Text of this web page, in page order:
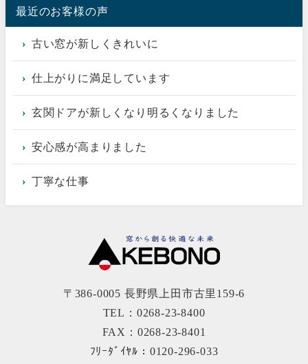
最近のお客様の声
古い窓が新しくきれいに
仕上がりに満足しています
玄関ドアが新しくなり明るくなりました
安心感が高まりました
丁寧な仕事
〒386-0005 長野県上田市古里159-6
TEL：0268-23-8400
FAX：0268-23-8401
ﾌﾘｰﾀﾞｲﾔﾙ：0120-296-033